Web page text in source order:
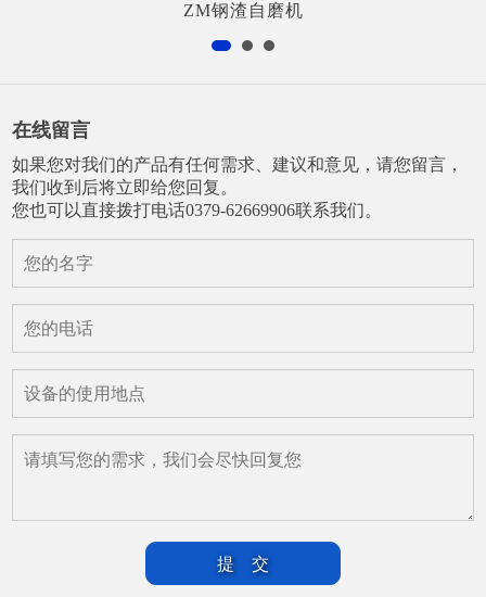
ZM钢渣自磨机
在线留言
如果您对我们的产品有任何需求、建议和意见，请您留言，
我们收到后将立即给您回复。
您也可以直接拨打电话0379-62669906联系我们。